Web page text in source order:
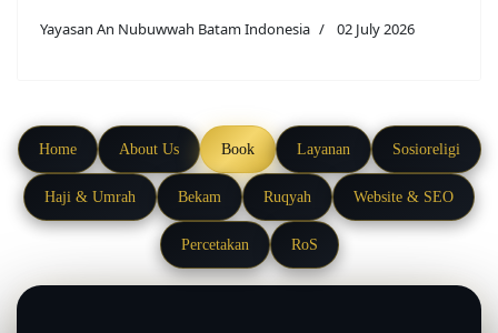
Yayasan An Nubuwwah Batam Indonesia 02 July 2026
Home About Us Book Layanan Sosioreligi
Haji & Umrah Bekam Ruqyah Website & SEO
Percetakan RoS